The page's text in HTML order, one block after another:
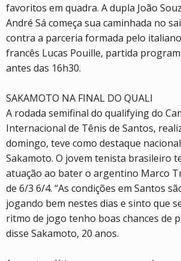
favoritos em quadra. A dupla João
André Sá começa sua caminhada no
contra a parceria formada pelo
francês Lucas Pouille, partida
antes das 16h30.
SAKAMOTO NA FINAL DO QUALI
A rodada semifinal do qualifying do
Internacional de Tênis de Santos,
domingo, teve como destaque
Sakamoto. O jovem tenista brasileiro
atuação ao bater o argentino Marco
de 6/3 6/4. “As condições em Santos
jogando bem nestes dias e sinto que
ritmo de jogo tenho boas chances de
disse Sakamoto, 20 anos.